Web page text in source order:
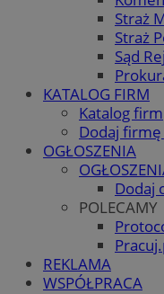
Straż
Straż
Sąd
KATALOG FIRM
Katalog firm
Dodaj
OGŁOSZENIA
Dodaj
POLECAMY
REKLAMA
WSPÓŁPRACA